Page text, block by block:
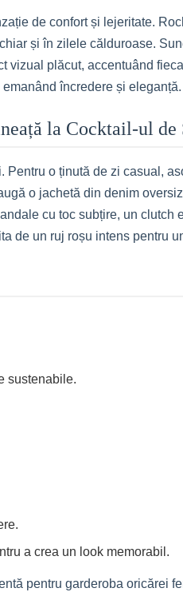
de confort și lejeritate.
și în zilele călduroase.
plăcut, accentuând
încredere și eleganță.
la Cocktail-ul de
o ținută de zi casual,
o jachetă din denim
cu toc subțire, un
de un ruj roșu intens pentru
sustenabile.
a crea un look memorabil.
pentru garderoba oricărei